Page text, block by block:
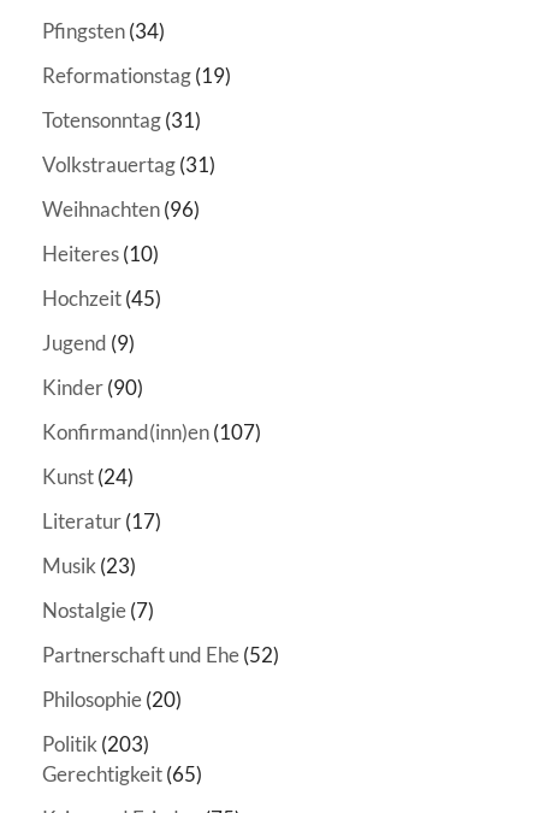
Pfingsten(34)
Reformationstag(19)
Totensonntag(31)
Volkstrauertag(31)
Weihnachten(96)
Heiteres(10)
Hochzeit(45)
Jugend (9)
Kinder(90)
Konfirmand(inn)en(107)
Kunst(24)
Literatur(17)
Musik (23)
Nostalgie(7)
Partnerschaft und Ehe(52)
Philosophie(20)
Politik (203)
Gerechtigkeit(65)